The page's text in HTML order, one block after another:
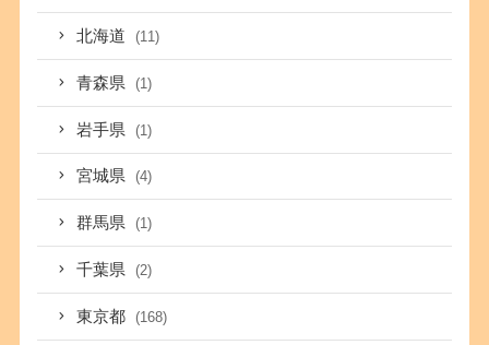
北海道 (11)
青森県 (1)
岩手県 (1)
宮城県 (4)
群馬県 (1)
千葉県 (2)
東京都 (168)